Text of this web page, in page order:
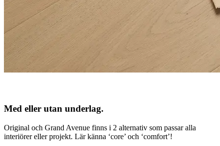
Med eller utan underlag.
Original och Grand Avenue finns i 2 alternativ som passar alla
interiörer eller projekt. Lär känna ‘core’ och ‘comfort’!